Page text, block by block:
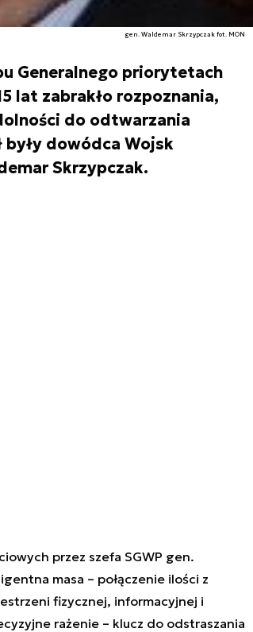
gen. Waldemar Skrzypczak fot. MON
Generalnego priorytetach
lat zabrakło rozpoznania,
do odtwarzania
dowódca Wojsk
Skrzypczak.
przez szefa SGWP gen.
masa – połączenie ilości z
fizycznej, informacyjnej i
rażenie – klucz do odstraszania